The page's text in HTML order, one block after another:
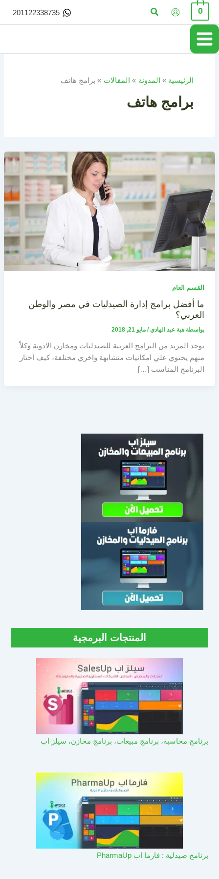
تخطي
المحتوى
0 البحث 201122338735
الرئيسية المدونة المقالات برامج هاتف
برامج هاتف
القسم العام
ما أفضل برامج إدارة الصيدليات في مصر والوطن
العربي؟
بواسطة هبة عبد الهادي/ مايو 21, 2018
يوجد المزيد من البرامج العربية للصيدليات ومخازن الادوية وكلاً
منهم يحتوي علي امكانيات متشابهة واخري مختلفة، كيف أختار
البرنامج المناسب […]
المنتجات البرمجية
برنامج محاسبة، برنامج مبيعات، برنامج مخازن، سيلز اب
برنامج صيدلية : فارما اب PharmaUp​